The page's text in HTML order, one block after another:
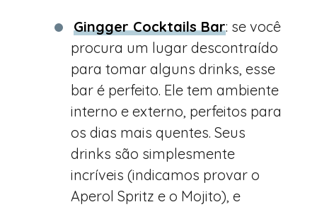
Gingger Cocktails Bar: se você
procura um lugar descontraído
para tomar alguns drinks, esse
bar é perfeito. Ele tem ambiente
interno e externo, perfeitos para
os dias mais quentes. Seus
drinks são simplesmente
incríveis (indicamos provar o
Aperol Spritz e o Mojito), e